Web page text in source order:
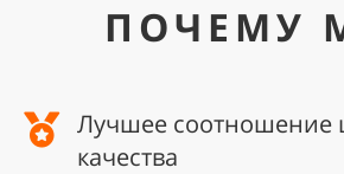
ПОЧЕМУ
Лучшее соотношение
качества